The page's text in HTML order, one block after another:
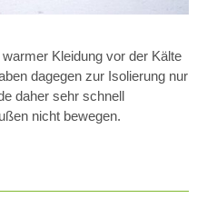
Kleidung vor der Kälte
dagegen zur Isolierung nur
daher sehr schnell
nicht bewegen.